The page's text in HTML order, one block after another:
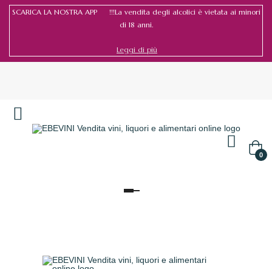
SCARICA LA NOSTRA APP !!!La vendita degli alcolici è vietata ai minori
di 18 anni.
Leggi di più
0
navigazione